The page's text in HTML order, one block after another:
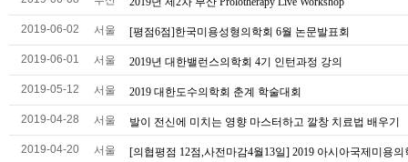
2019-06-02 서울 [평점6점]한국미용성형의학회 6월 논문발표회
2019-06-01 서울 2019년 대한밸런스의학회 4기 인턴과정 강의
2019-05-12 서울 2019 대한도수의학회 춘계 학술대회
2019-04-28 서울 발이 전신에 미치는 영향 마스터하고 깔창 치료법 배우기
2019-04-20 서울
[의협평점 12점,사전마감4월13일] 2019 아시아국제미용의